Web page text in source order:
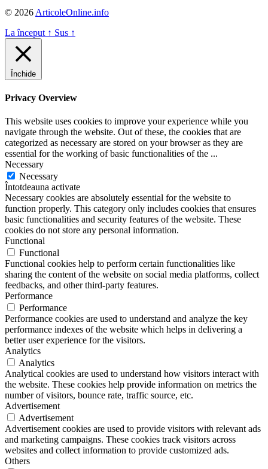
© 2026 ArticoleOnline.info
La început ↑ Sus ↑
Închide
Privacy Overview
This website uses cookies to improve your experience while you
navigate through the website. Out of these, the cookies that are
categorized as necessary are stored on your browser as they are
essential for the working of basic functionalities of the ...
Necessary
Necessary
Întotdeauna activate
Necessary cookies are absolutely essential for the website to
function properly. This category only includes cookies that ensures
basic functionalities and security features of the website. These
cookies do not store any personal information.
Functional
Functional
Functional cookies help to perform certain functionalities like
sharing the content of the website on social media platforms, collect
feedbacks, and other third-party features.
Performance
Performance
Performance cookies are used to understand and analyze the key
performance indexes of the website which helps in delivering a
better user experience for the visitors.
Analytics
Analytics
Analytical cookies are used to understand how visitors interact with
the website. These cookies help provide information on metrics the
number of visitors, bounce rate, traffic source, etc.
Advertisement
Advertisement
Advertisement cookies are used to provide visitors with relevant ads
and marketing campaigns. These cookies track visitors across
websites and collect information to provide customized ads.
Others